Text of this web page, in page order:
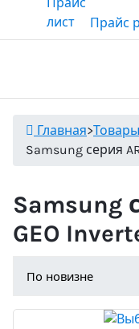
Прайс
Главная>Товары
Samsung серия
Samsung
GEO